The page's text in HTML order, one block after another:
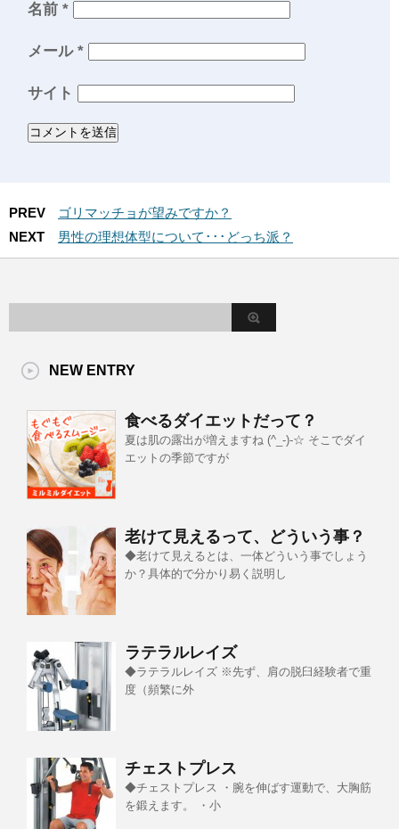
名前 *
メール *
サイト
PREV
ゴリマッチョが望みですか？
NEXT
男性の理想体型について･･･どっち派？
NEW ENTRY
食べるダイエットだって？
夏は肌の露出が増えますね (^_-)-☆ そこでダイ
エットの季節ですが
老けて見えるって、どういう事？
◆老けて見えるとは、一体どういう事でしょう
か？具体的で分かり易く説明し
ラテラルレイズ
◆ラテラルレイズ ※先ず、肩の脱臼経験者で重
度（頻繁に外
チェストプレス
◆チェストプレス ・腕を伸ばす運動で、大胸筋
を鍛えます。 ・小